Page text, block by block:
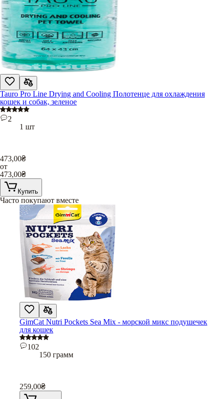
Tauro Pro Line Drying and Cooling Полотенце для охлаждения
кошек и собак, зеленое
2
1 шт
473,00₴
от
473,00₴
Купить
Часто покупают вместе
GimCat Nutri Pockets Sea Mix - морской микс подушечек
для кошек
102
150 грамм
259,00₴